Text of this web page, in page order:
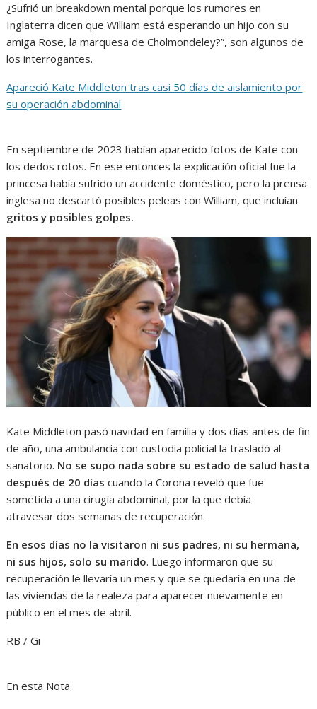
¿Sufrió un breakdown mental porque los rumores en
Inglaterra dicen que William está esperando un hijo con su
amiga Rose, la marquesa de Cholmondeley?”, son algunos de
los interrogantes.
Apareció Kate Middleton tras casi 50 días de aislamiento por
su operación abdominal
En septiembre de 2023 habían aparecido fotos de Kate con
los dedos rotos. En ese entonces la explicación oficial fue la
princesa había sufrido un accidente doméstico, pero la prensa
inglesa no descartó posibles peleas con William, que incluían
gritos y posibles golpes.
Kate Middleton pasó navidad en familia y dos días antes de fin
de año, una ambulancia con custodia policial la trasladó al
sanatorio. No se supo nada sobre su estado de salud hasta
después de 20 días cuando la Corona reveló que fue
sometida a una cirugía abdominal, por la que debía
atravesar dos semanas de recuperación.
En esos días no la visitaron ni sus padres, ni su hermana,
ni sus hijos, solo su marido. Luego informaron que su
recuperación le llevaría un mes y que se quedaría en una de
las viviendas de la realeza para aparecer nuevamente en
público en el mes de abril.
RB / Gi
En esta Nota